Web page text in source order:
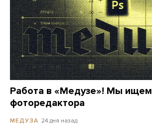
Работа в «Медузе»! Мы ищем
фоторедактора
МЕДУЗА 24 дня назад